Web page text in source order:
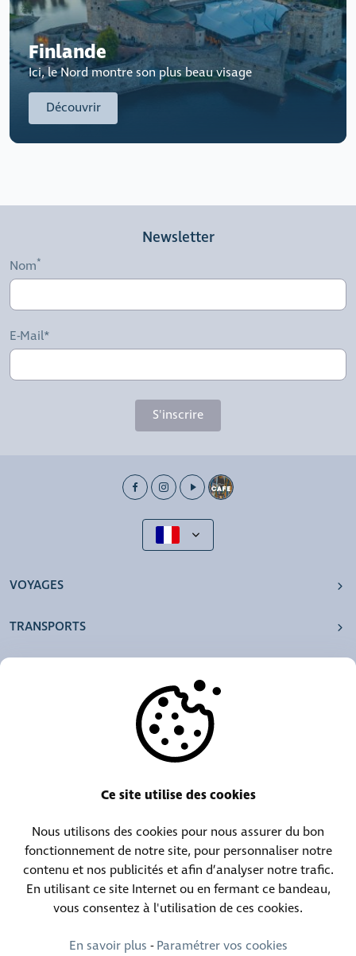
Finlande
Ici, le Nord montre son plus beau visage
Découvrir
Newsletter
Nom
E-Mail*
S'inscrire
VOYAGES
TRANSPORTS
Centrale téléphonique :
(+352) 30 01 46-1
Contact objets trouvés :
(+352) 30 01 46 84
(+352) 30 01 46 80 (24h/24 7j/7)
Ce site utilise des cookies
Nous utilisons des cookies pour nous assurer du bon
fonctionnement de notre site, pour personnaliser notre
contenu et nos publicités et afin d’analyser notre trafic.
En utilisant ce site Internet ou en fermant ce bandeau,
vous consentez à l'utilisation de ces cookies.
En savoir plus -Paramétrer vos cookies